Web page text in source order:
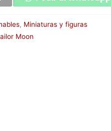
, Miniaturas y figuras
Moon